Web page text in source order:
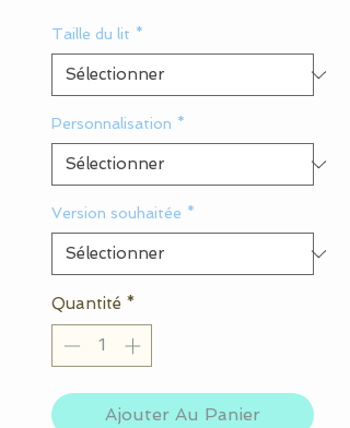
Taille du lit *
Personnalisation *
Version souhaitée *
Quantité *
Ajouter Au Panier